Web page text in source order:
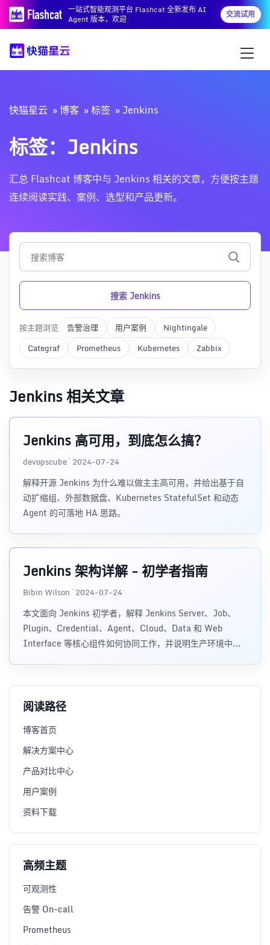
一站式智能观测平台 Flashcat 全新发布 AI
Agent 版本，欢迎
交流试用
快猫星云 博客 标签 Jenkins
标签：Jenkins
汇总 Flashcat 博客中与 Jenkins 相关的文章，方便按主题
连续阅读实践、案例、选型和产品更新。
搜索 Jenkins
按主题浏览 告警治理 用户案例
Nightingale
Categraf
Prometheus Kubernetes Zabbix
Jenkins 相关文章
Jenkins 高可用，到底怎么搞？
devopscube · 2024-07-24
解释开源 Jenkins 为什么难以做主主高可用，并给出基于自
动扩缩组、外部数据盘、Kubernetes StatefulSet 和动态
Agent 的可落地 HA 思路。
Jenkins 架构详解 - 初学者指南
Bibin Wilson · 2024-07-24
本文面向 Jenkins 初学者，解释 Jenkins Server、Job、
Plugin、Credential、Agent、Cloud、Data 和 Web
Interface 等核心组件如何协同工作，并说明生产环境中需
阅读路径
博客首页
解决方案中心
产品对比中心
用户案例
资料下载
高频主题
可观测性
告警 On-call
Prometheus